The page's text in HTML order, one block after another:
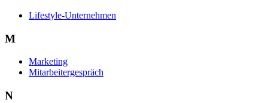
Lifestyle-Unternehmen
M
Marketing
Mitarbeitergespräch
N